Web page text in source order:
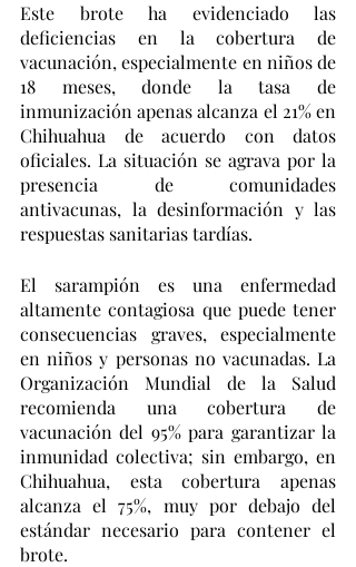
Este brote ha evidenciado las
deficiencias en la cobertura de
vacunación, especialmente en niños de
18 meses, donde la tasa de
inmunización apenas alcanza el 21% en
Chihuahua de acuerdo con datos
oficiales. La situación se agrava por la
presencia de comunidades
antivacunas, la desinformación y las
respuestas sanitarias tardías.
El sarampión es una enfermedad
altamente contagiosa que puede tener
consecuencias graves, especialmente
en niños y personas no vacunadas. La
Organización Mundial de la Salud
recomienda una cobertura de
vacunación del 95% para garantizar la
inmunidad colectiva; sin embargo, en
Chihuahua, esta cobertura apenas
alcanza el 75%, muy por debajo del
estándar necesario para contener el
brote.